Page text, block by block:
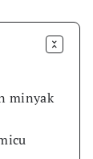
minyak